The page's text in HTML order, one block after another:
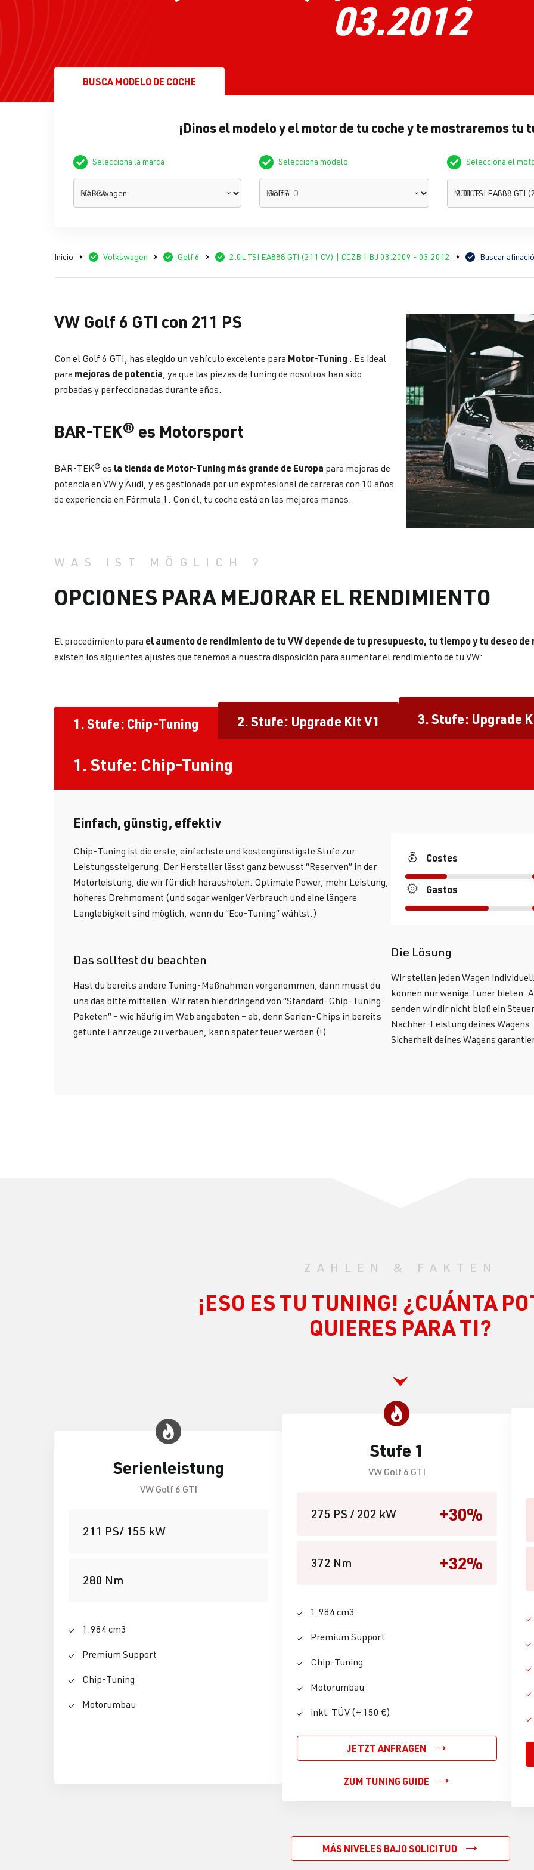
03.2012
BUSCAMODELO DE COCHE
¡Dinos el modelo y el motor de tu coche y te mostraremos tu
Selecciona la marca
MARCA
Selecciona modelo
MODELO
Selecciona el
MOTOR
Inicio Volkswagen Golf 6 2.0L TSI EA888 GTI (211 CV) | CCZB | BJ 03.2009 - 03.2012 Buscar
VW Golf 6 GTI con 211 PS
Con el Golf 6 GTI, has elegido un vehículo excelente para Motor-Tuning . Es ideal
para mejoras de potencia, ya que las piezas de tuning de nosotros han sido
probadas y perfeccionadas durante años.
BAR-TEK® es Motorsport
BAR-TEK® es la tienda de Motor-Tuning más grande de Europa para mejoras de
potencia en VW y Audi, y es gestionada por un exprofesional de carreras con 10 años
de experiencia en Fórmula 1. Con él, tu coche está en las mejores manos.
WAS IST MÖGLICH ?
OPCIONES PARA MEJORAR EL RENDIMIENTO
El procedimiento para el aumento de rendimiento de tu VW depende de tu presupuesto, tu tiempo y tu deseo de
existen los siguientes ajustes que tenemos a nuestra disposición para aumentar el rendimiento de tu VW:
1. Stufe: Chip-Tuning 2. Stufe: Upgrade Kit V1 3. Stufe: Upgrade
1. Stufe: Chip-Tuning
Einfach, günstig, effektiv
Chip-Tuning ist die erste, einfachste und kostengünstigste Stufe zur
Leistungssteigerung. Der Hersteller lässt ganz bewusst “Reserven” in der
Motorleistung, die wir für dich herausholen. Optimale Power, mehr Leistung,
höheres Drehmoment (und sogar weniger Verbrauch und eine längere
Langlebigkeit sind möglich, wenn du “Eco-Tuning” wählst.)
Costes
Gastos
Das solltest du beachten
Hast du bereits andere Tuning-Maßnahmen vorgenommen, dann musst du
uns das bitte mitteilen. Wir raten hier dringend von “Standard-Chip-Tuning-
Paketen” – wie häufig im Web angeboten – ab, denn Serien-Chips in bereits
getunte Fahrzeuge zu verbauen, kann später teuer werden (!)
Die Lösung
Wir stellen jeden Wagen
können nur wenige Tuner bieten.
senden wir dir nicht bloß ein
Nachher-Leistung deines
Sicherheit deines Wagens
ZAHLEN & FAKTEN
¡ESO ES TU TUNING! ¿CUÁNTA
QUIERES PARA TI?
Serienleistung
VW Golf 6 GTI
211 PS/ 155 kW
280 Nm
1.984 cm3
Premium Support
Chip-Tuning
Motorumbau
Stufe 1
VW Golf 6 GTI
275 PS / 202 kW +30%
372 Nm +32%
1.984 cm3
Premium Support
Chip-Tuning
Motorumbau
inkl. TÜV (+ 150 €)
JETZT ANFRAGEN
ZUM TUNING GUIDE
MÁS NIVELES BAJO SOLICITUD